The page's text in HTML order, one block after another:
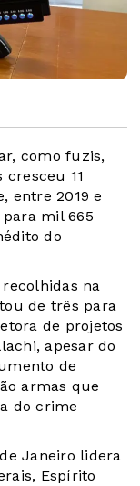
como fuzis,
11
entre 2019 e
mil 665
do
na
de três para
de projetos
apesar do
de
armas que
do crime
Janeiro lidera
Espírito